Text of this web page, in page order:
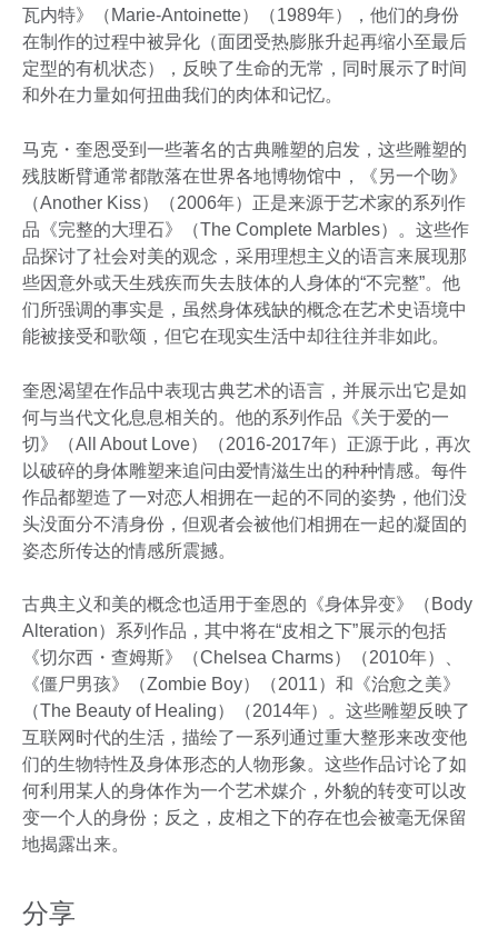
瓦内特》（Marie-Antoinette）（1989年），他们的身份
在制作的过程中被异化（面团受热膨胀升起再缩小至最后
定型的有机状态），反映了生命的无常，同时展示了时间
和外在力量如何扭曲我们的肉体和记忆。
马克・奎恩受到一些著名的古典雕塑的启发，这些雕塑的
残肢断臂通常都散落在世界各地博物馆中，《另一个吻》
（Another Kiss）（2006年）正是来源于艺术家的系列作
品《完整的大理石》（The Complete Marbles）。这些作
品探讨了社会对美的观念，采用理想主义的语言来展现那
些因意外或天生残疾而失去肢体的人身体的“不完整”。他
们所强调的事实是，虽然身体残缺的概念在艺术史语境中
能被接受和歌颂，但它在现实生活中却往往并非如此。
奎恩渴望在作品中表现古典艺术的语言，并展示出它是如
何与当代文化息息相关的。他的系列作品《关于爱的一
切》（All About Love）（2016-2017年）正源于此，再次
以破碎的身体雕塑来追问由爱情滋生出的种种情感。每件
作品都塑造了一对恋人相拥在一起的不同的姿势，他们没
头没面分不清身份，但观者会被他们相拥在一起的凝固的
姿态所传达的情感所震撼。
古典主义和美的概念也适用于奎恩的《身体异变》（Body
Alteration）系列作品，其中将在“皮相之下”展示的包括
《切尔西・查姆斯》（Chelsea Charms）（2010年）、
《僵尸男孩》（Zombie Boy）（2011）和《治愈之美》
（The Beauty of Healing）（2014年）。这些雕塑反映了
互联网时代的生活，描绘了一系列通过重大整形来改变他
们的生物特性及身体形态的人物形象。这些作品讨论了如
何利用某人的身体作为一个艺术媒介，外貌的转变可以改
变一个人的身份；反之，皮相之下的存在也会被毫无保留
地揭露出来。
分享